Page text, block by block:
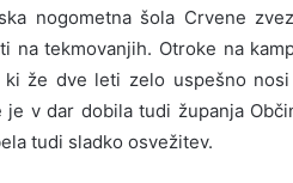
nogometna šola Crvene
na tekmovanjih. Otroke na
ki že dve leti zelo uspešno
je v dar dobila tudi županja
tudi sladko osvežitev.